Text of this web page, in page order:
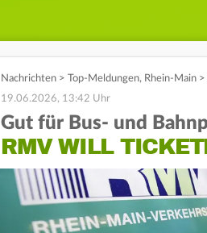
Nachrichten > Top-Meldungen, Rhein-Main >
19.06.2026, 13:42 Uhr
Gut für Bus- und
RMV WILL